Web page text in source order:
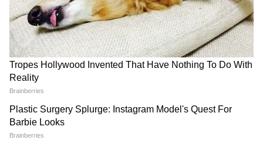
Image Credit :Asianet News
দুই বঙ্গেই বৃষ্টির সঙ্গে বাজ পড়ার সম্ভাবনা রয়েছে।
আগামী ৫ দিনে তাপমাত্রার খুব বেশি পরিবর্তন হবে
না।
আরও পড়ুন-